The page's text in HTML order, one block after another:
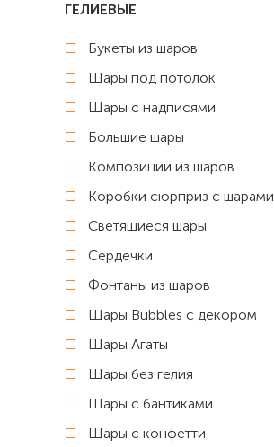
ГЕЛИЕВЫЕ
Букеты из шаров
Шары под потолок
Шары с надписями
Большие шары
Композиции из шаров
Коробки сюрприз с шарами
Светящиеся шары
Сердечки
Фонтаны из шаров
Шары Bubbles с декором
Шары Агаты
Шары без гелия
Шары с бантиками
Шары с конфетти